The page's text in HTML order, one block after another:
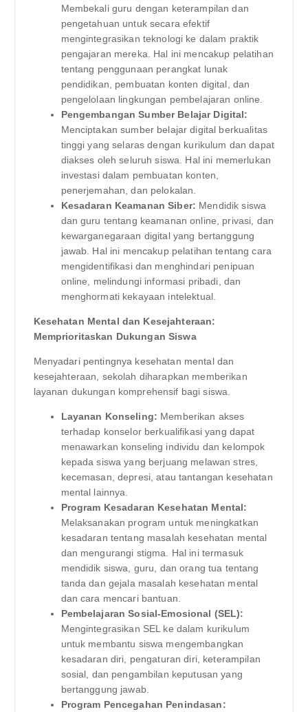
Membekali guru dengan keterampilan dan
pengetahuan untuk secara efektif
mengintegrasikan teknologi ke dalam praktik
pengajaran mereka. Hal ini mencakup pelatihan
tentang penggunaan perangkat lunak
pendidikan, pembuatan konten digital, dan
pengelolaan lingkungan pembelajaran online.
Pengembangan Sumber Belajar Digital:
Menciptakan sumber belajar digital berkualitas
tinggi yang selaras dengan kurikulum dan dapat
diakses oleh seluruh siswa. Hal ini memerlukan
investasi dalam pembuatan konten,
penerjemahan, dan pelokalan.
Kesadaran Keamanan Siber: Mendidik siswa
dan guru tentang keamanan online, privasi, dan
kewarganegaraan digital yang bertanggung
jawab. Hal ini mencakup pelatihan tentang cara
mengidentifikasi dan menghindari penipuan
online, melindungi informasi pribadi, dan
menghormati kekayaan intelektual.
Kesehatan Mental dan Kesejahteraan:
Memprioritaskan Dukungan Siswa
Menyadari pentingnya kesehatan mental dan
kesejahteraan, sekolah diharapkan memberikan
layanan dukungan komprehensif bagi siswa.
Layanan Konseling: Memberikan akses
terhadap konselor berkualifikasi yang dapat
menawarkan konseling individu dan kelompok
kepada siswa yang berjuang melawan stres,
kecemasan, depresi, atau tantangan kesehatan
mental lainnya.
Program Kesadaran Kesehatan Mental:
Melaksanakan program untuk meningkatkan
kesadaran tentang masalah kesehatan mental
dan mengurangi stigma. Hal ini termasuk
mendidik siswa, guru, dan orang tua tentang
tanda dan gejala masalah kesehatan mental
dan cara mencari bantuan.
Pembelajaran Sosial-Emosional (SEL):
Mengintegrasikan SEL ke dalam kurikulum
untuk membantu siswa mengembangkan
kesadaran diri, pengaturan diri, keterampilan
sosial, dan pengambilan keputusan yang
bertanggung jawab.
Program Pencegahan Penindasan: